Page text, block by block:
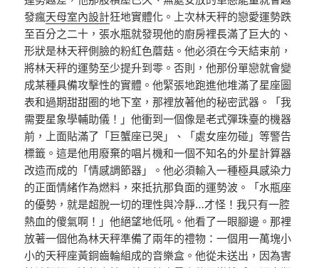
發瘋天母室內設計狂地實體化。上次林天秤的戀愛運勢跌
至百分之二十，張水瓶就發現他的廚房裡長滿了巨大的、
形狀是林天秤側臉的粉紅色蘑菇。他必須在今天結束前，
將林天秤的運勢至少提升到零。否則，他那份單戀就會變
成某種具備攻擊性的實體。他緊張地跑進他堆滿了星座圖
表和過期甜甜圈的地下室，那裡放著他的秘密武器。「我
需要星象學輔助儀！」他衝到一個像是老式彈珠臺的機器
前，上面貼滿了「巨蟹座已哭」、「處女座勿碰」等警告
標籤。這是他用廢棄的唱片機和一個不知名的外星計算器
改造而成的「情感調節器」。他必須輸入一種極具感染力
的正面情緒作為燃料，來抵抗那負面的運勢波。「水瓶座
的優勢，就是超脫一切的理性與冷靜…才怪！我只有一腔
熱血的傻氣啊！」他絕望地低吼。他看了一眼腳邊。那裡
放著一個他為林天秤準備了兩年的禮物：一個用一萬塊小
小的天秤座黃銅齒輪組成的音樂盒。他從未送出，因為害